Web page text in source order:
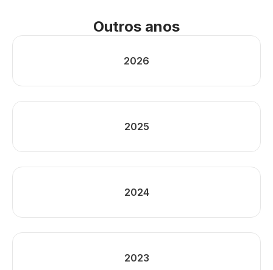
Outros anos
2026
2025
2024
2023